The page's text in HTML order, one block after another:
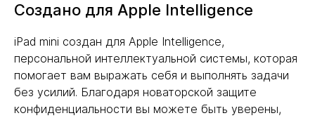
Создано для Apple Intelligence
iPad mini создан для Apple Intelligence,
персональной интеллектуальной системы, которая
помогает вам выражать себя и выполнять задачи
без усилий. Благодаря новаторской защите
конфиденциальности вы можете быть уверены,